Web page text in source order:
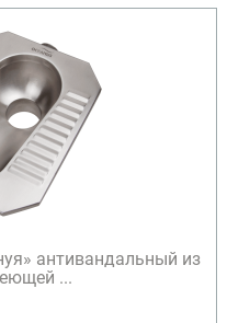
антивандальный из
...